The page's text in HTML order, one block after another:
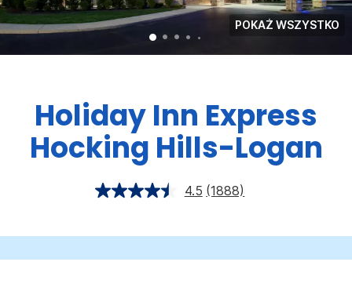
POKAŻ WSZYSTKO
Holiday Inn Express
Hocking Hills-Logan
4.5 (1888)